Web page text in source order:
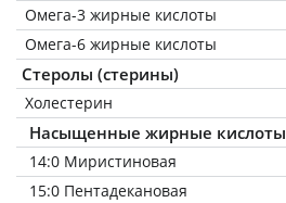
Омега-3 жирные кислоты
Омега-6 жирные кислоты
Стеролы (стерины)
Холестерин
Насыщенные жирные кислоты
14:0 Миристиновая
15:0 Пентадекановая